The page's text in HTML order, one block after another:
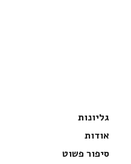
גליונות
אודות
סיפור פשוט